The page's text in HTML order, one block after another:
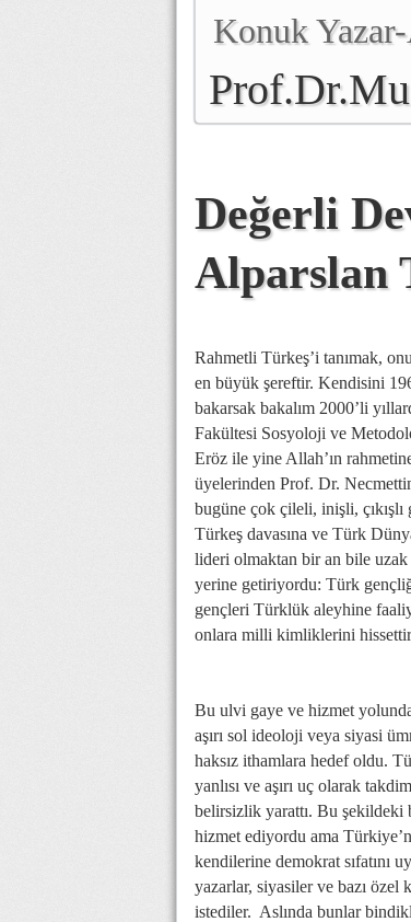
Konuk
Değerli
Alparslan
Rahmetli Türkeş’i tanımak,
en büyük şereftir. Kendisini
bakarsak bakalım 2000’li
Fakültesi Sosyoloji ve
Eröz ile yine Allah’ın
üyelerinden Prof. Dr.
bugüne çok çileli, inişli,
Türkeş davasına ve Türk
lideri olmaktan bir an bile uzak
yerine getiriyordu: Türk
gençleri Türklük aleyhine
onlara milli kimliklerini
Bu ulvi gaye ve hizmet
aşırı sol ideoloji veya siyasi
haksız ithamlara hedef oldu.
yanlısı ve aşırı uç olarak
belirsizlik yarattı. Bu şekildeki
hizmet ediyordu ama
kendilerine demokrat sıfatını
yazarlar, siyasiler ve bazı özel
istediler. Aslında bunlar